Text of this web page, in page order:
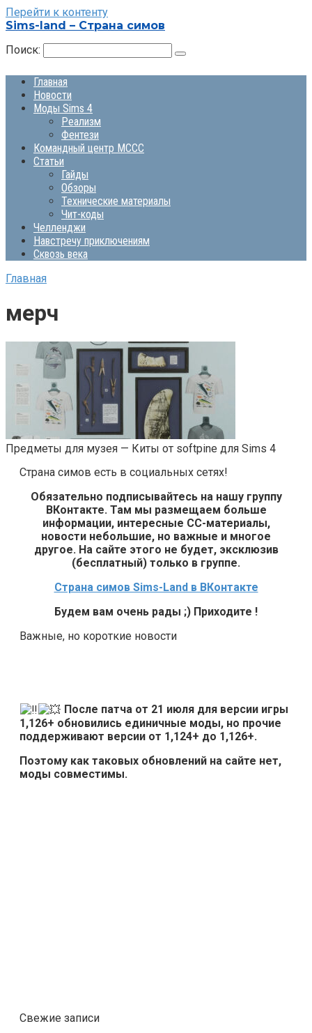
Перейти к контенту
Sims-land – Страна симов
Поиск:
Главная
Новости
Моды Sims 4
Реализм
Фентези
Командный центр MCCC
Статьи
Гайды
Обзоры
Технические материалы
Чит-коды
Челленджи
Навстречу приключениям
Сквозь века
Главная
мерч
Предметы для музея — Киты от softpine для Sims 4
Страна симов есть в социальных сетях!
Обязательно подписывайтесь на нашу группу
ВКонтакте. Там мы размещаем больше
информации, интересные СС-материалы,
новости небольшие, но важные и многое
другое. На сайте этого не будет, эксклюзив
(бесплатный) только в группе.
Страна симов Sims-Land в ВКонтакте
Будем вам очень рады ;) Приходите !
Важные, но короткие новости
После патча от 21 июля для версии игры
1,126+ обновились единичные моды, но прочие
поддерживают версии от 1,124+ до 1,126+.
Поэтому как таковых обновлений на сайте нет,
моды совместимы.
Свежие записи